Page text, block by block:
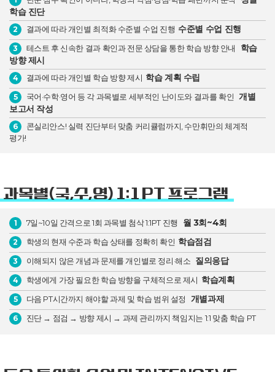
학습 진단
2 결과에 따라 개인별 최적화 수준별 수업 진행 수준별 수업 진행
3 테스트 후 신속한 결과 확인과 전문 상담을 통한 학습 방향 안내 학습
방향 제시
4 결과에 따라 개인별 학습 방향 제시 학습 계획 수립
5 국어·수학·영어 등 각 과목별로 세부적인 난이도와 결과를 확인 개별
보고서 작성
6
콘실리안스! 실력 진단부터 맞춤 커리큘럼까지, 수만휘만의 체계적
평가!
과목별(국,수,영) 1:1 PT 프로그램
1 7일~10일 간격으로 1회 과목별 첨삭 1:1PT 진행 월 3회~4회
2 학생의 현재 수준과 학습 상태를 정확히 확인 학습점검
3 이해되지 않은 개념과 문제를 개인별로 정리·해소 질의응답
4 학생에게 가장 필요한 학습 방향을 구체적으로 제시 학습계획
5 다음 PT시간까지 해야할 과제 및 학습 범위 설정 개별과제
6 진단 → 점검 → 방향 제시 → 과제 관리까지 책임지는 1:1 맞춤 학습 PT